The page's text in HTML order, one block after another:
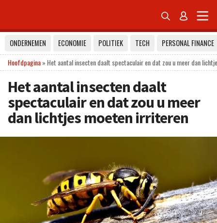
 
ONDERNEMEN ECONOMIE POLITIEK TECH
PERSONAL FINANCE
Hoofdpagina» Het aantal insecten daalt spectaculair en dat zou u meer dan
Het aantal insecten daalt
spectaculair en dat zou u meer
dan lichtjes moeten irriteren